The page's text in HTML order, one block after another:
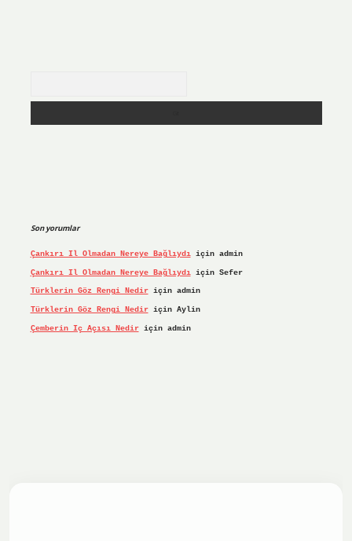
Son yorumlar
Çankırı Il Olmadan Nereye Bağlıydıiçin admin
Çankırı Il Olmadan Nereye Bağlıydıiçin Sefer
Türklerin Göz Rengi Nediriçin admin
Türklerin Göz Rengi Nediriçin Aylin
Çemberin Iç Açısı Nediriçin admin